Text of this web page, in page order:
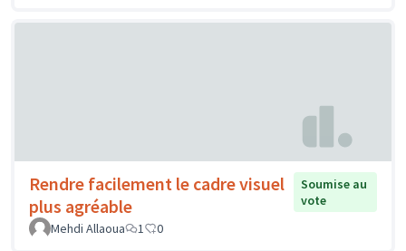
Rendre facilement le cadre visuel
plus agréable
Soumise au
vote
Mehdi Allaoua
1 0